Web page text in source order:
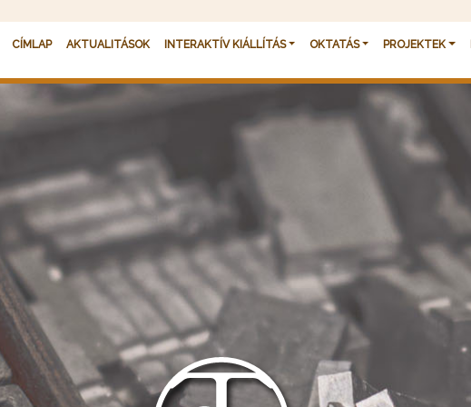
Fő navigáció
CÍMLAP AKTUALITÁSOK INTERAKTÍV KIÁLLÍTÁS OKTATÁS PROJEKTEK